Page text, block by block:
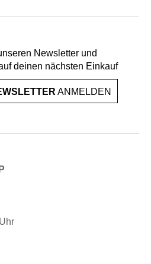
Newsletter und
deinen nächsten Einkauf
ANMELDEN